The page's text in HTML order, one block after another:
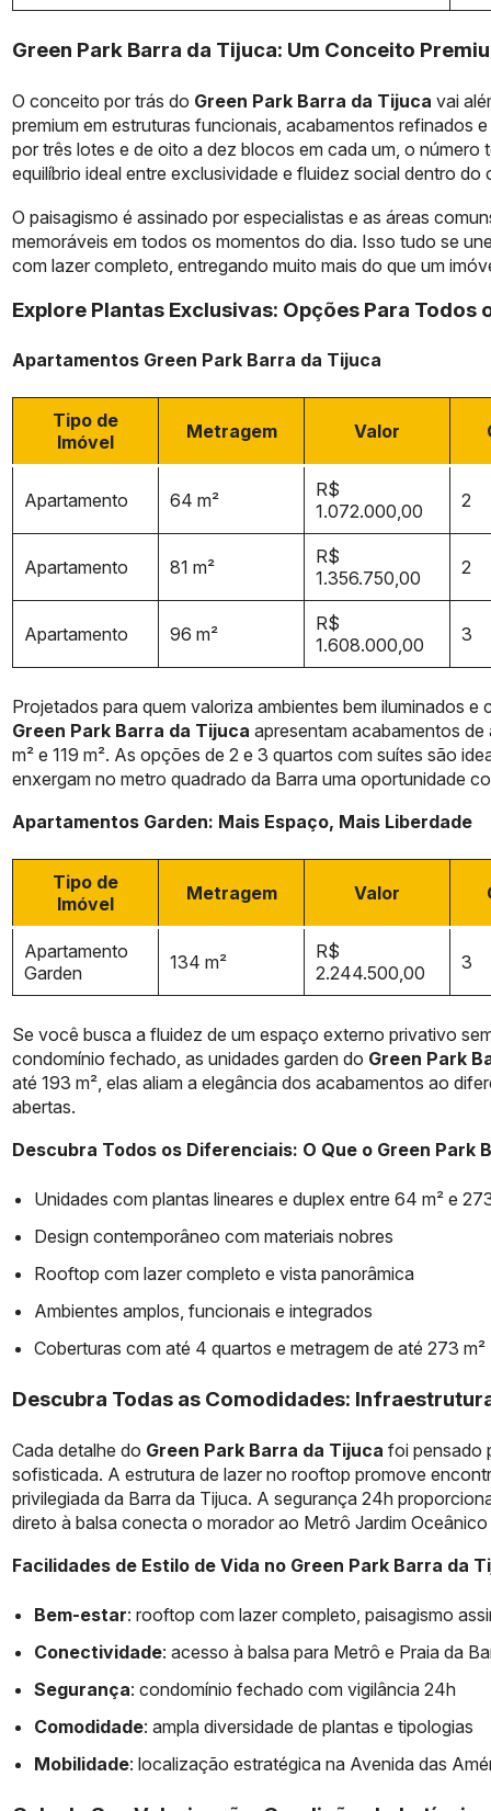
Green Park Barra da Tijuca: Um Conceito
O conceito por trás do Green Park Barra da Tijuca vai
premium em estruturas funcionais, acabamentos refinados
por três lotes e de oito a dez blocos em cada um, o
equilíbrio ideal entre exclusividade e fluidez social dentro do
O paisagismo é assinado por especialistas e as áreas
memoráveis em todos os momentos do dia. Isso tudo se
com lazer completo, entregando muito mais do que um
Explore Plantas Exclusivas: Opções Para Todos
Apartamentos Green Park Barra da Tijuca
Tipo de
Imóvel
Metragem Valor
Apartamento 64 m²
R$
1.072.000,00
2
Apartamento 81 m²
R$
1.356.750,00
2
Apartamento 96 m²
R$
1.608.000,00
3
Projetados para quem valoriza ambientes bem iluminados
Green Park Barra da Tijuca apresentam acabamentos
m² e 119 m². As opções de 2 e 3 quartos com suítes são
enxergam no metro quadrado da Barra uma oportunidade
Apartamentos Garden: Mais Espaço, Mais Liberdade
Tipo de
Imóvel
Metragem Valor
Apartamento
Garden
134 m²
R$
2.244.500,00
3
Se você busca a fluidez de um espaço externo privativo
condomínio fechado, as unidades garden do Green Park
até 193 m², elas aliam a elegância dos acabamentos ao
abertas.
Descubra Todos os Diferenciais: O Que o Green
Unidades com plantas lineares e duplex entre 64 m² e
Design contemporâneo com materiais nobres
Rooftop com lazer completo e vista panorâmica
Ambientes amplos, funcionais e integrados
Coberturas com até 4 quartos e metragem de até 273 m²
Descubra Todas as Comodidades:
Cada detalhe do Green Park Barra da Tijuca foi pensado
sofisticada. A estrutura de lazer no rooftop promove
privilegiada da Barra da Tijuca. A segurança 24h
direto à balsa conecta o morador ao Metrô Jardim
Facilidades de Estilo de Vida no Green Park Barra da
Bem-estar: rooftop com lazer completo, paisagismo
Conectividade: acesso à balsa para Metrô e Praia da
Segurança: condomínio fechado com vigilância 24h
Comodidade: ampla diversidade de plantas e tipologias
Mobilidade: localização estratégica na Avenida das